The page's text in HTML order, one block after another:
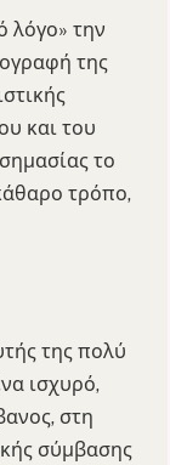
λόγο» την
της
και του
το
τρόπο,
της πολύ
ισχυρό,
στη
σύμβασης